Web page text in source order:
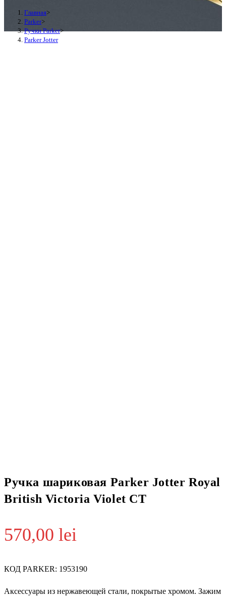
Главная>
Parker>
Ручки Parker>
Parker Jotter
Ручка шариковая Parker Jotter Royal
British Victoria Violet CT
570,00 lei
КОД PARKER: 1953190
Аксессуары из нержавеющей стали, покрытые хромом. Зажим